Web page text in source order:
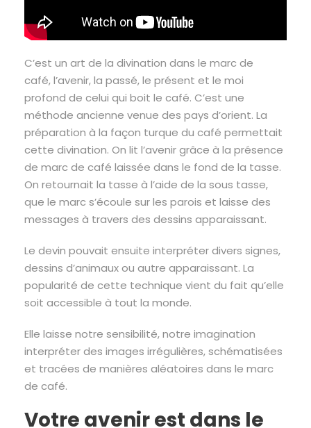
C’est un art de la divination dans le marc de
café, l’avenir, la passé, le présent et le moi
profond de celui qui boit le café. C’est une
méthode ancienne venue des pays d’orient. La
préparation à la façon turque du café permettait
cette divination. On lit l’avenir grâce à la présence
de marc de café laissée dans le fond de la tasse.
On retournait la tasse à l’aide de la sous tasse,
que le marc s’écoule sur les parois et laisse des
messages à travers des dessins apparaissant.
Le devin pouvait ensuite interpréter divers signes,
dessins d’animaux ou autre apparaissant. La
popularité de cette technique vient du fait qu’elle
soit accessible à tout la monde.
Elle laisse notre sensibilité, notre imagination
interpréter des images irrégulières, schématisées
et tracées de manières aléatoires dans le marc
de café.
Votre avenir est dans le